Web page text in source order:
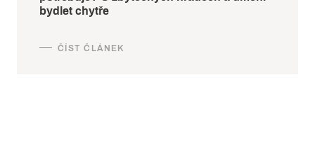
bydlet chytře